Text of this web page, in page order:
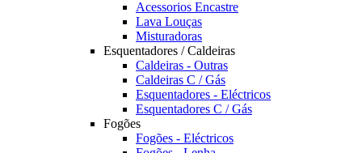
Acessorios Encastre
Lava Louças
Misturadoras
Esquentadores / Caldeiras
Caldeiras - Outras
Caldeiras C / Gás
Esquentadores - Eléctricos
Esquentadores C / Gás
Fogões
Fogões - Eléctricos